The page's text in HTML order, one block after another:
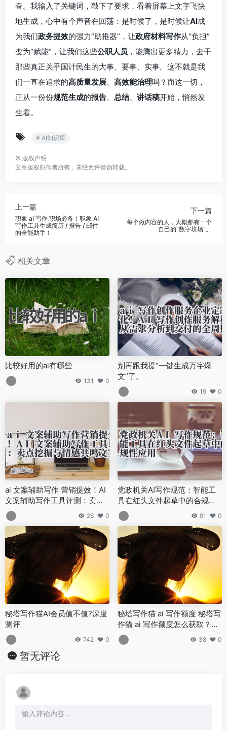
奋。我输入了关键词，敲下了要求，看着屏幕上文字飞快
地生成，心中有个声音在回荡：是时候了，是时候让AI成
为我们政务提效的强力“助推器”，让政府材料写作从“负担”
变为“赋能”，让我们这些公职人员 ，能腾出更多精力，去干
那些真正关乎国计民生的大事、要事、实事。这不就是我
们一直在追求的高质量发展 高效能治理吗？而这一切，
正从一份份规范生成的报告 总结、 讲话稿开始，悄然发
生着。
# AI知识库
© 版权声明
文章版权归作者所有，未经允许请勿转载。
上一篇
职象 ai 写作 职场必备！职象 AI
写作工具生成简历 / 报告 / 邮件
的全能助手！
下一篇
每个做内容的人，大概都有一个
自己的“数字坟场”。
相关文章
比较好用的ai有哪些
131 0
别再跟我提“一键生成万字爆
文”了。
19 0
ai 文案辅助写作 营销提效！AI
文案辅助写作工具评测：卖点
挖掘与情感共鸣文案生成案例
26 0
党政机关AI写作规范：智能工
具在红头文件起草中的合规性
应用
91 0
秘塔写作猫AI会员值不值?深度
测评
742 0
秘塔写作猫 ai 写作额度 秘塔写
作猫 ai 写作额度怎么获取？免
费领取方法
38 0
暂无评论